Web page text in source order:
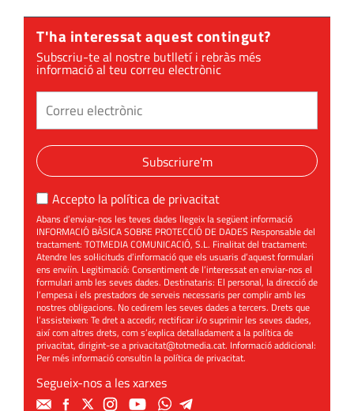
Feixisme mai
més, enlloc,
contra ningú!
T'ha interessat aquest contingut?
Subscriu-te al nostre butlletí i rebràs més
informació al teu correu electrònic
Subscriure'm
Accepto la política de privacitat
Abans d’enviar-nos les teves dades llegeix la següent informació
INFORMACIÓ BÀSICA SOBRE PROTECCIÓ DE DADES Responsable del
tractament: TOTMEDIA COMUNICACIÓ, S.L. Finalitat del tractament:
Atendre les sol·licituds d’informació que els usuaris d’aquest formulari
ens enviïn. Legitimació: Consentiment de l’interessat en enviar-nos el
formulari amb les seves dades. Destinataris: El personal, la direcció de
l’empesa i els prestadors de serveis necessaris per complir amb les
nostres obligacions. No cedirem les seves dades a tercers. Drets que
l’assisteixen: Te dret a accedir, rectificar i/o suprimir les seves dades,
així com altres drets, com s’explica detalladament a la política de
privacitat, dirigint-se aprivacitat@totmedia.cat. Informació addicional:
Per més informació consultin lapolítica de privacitat.
Segueix-nos a les xarxes